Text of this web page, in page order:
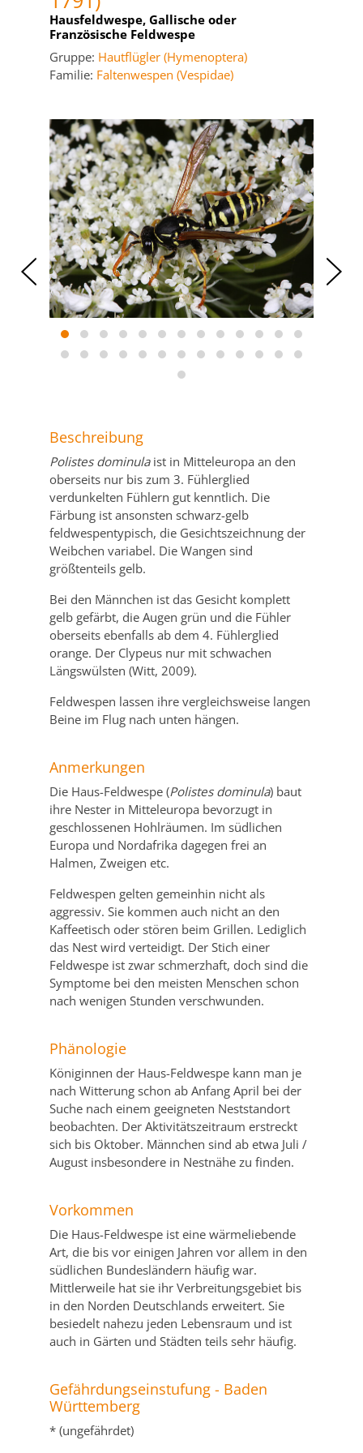
Hausfeldwespe, Gallische oder
Französische Feldwespe
Gruppe: Hautflügler (Hymenoptera)
Familie: Faltenwespen (Vespidae)
‹
Beschreibung
Polistes dominulaist in Mitteleuropa an den
oberseits nur bis zum 3. Fühlerglied
verdunkelten Fühlern gut kenntlich. Die
Färbung ist ansonsten schwarz-gelb
feldwespentypisch, die Gesichtszeichnung der
Weibchen variabel. Die Wangen sind
größtenteils gelb.
Bei den Männchen ist das Gesicht komplett
gelb gefärbt, die Augen grün und die Fühler
oberseits ebenfalls ab dem 4. Fühlerglied
orange. Der Clypeus nur mit schwachen
Längswülsten (Witt, 2009).
Feldwespen lassen ihre vergleichsweise langen
Beine im Flug nach unten hängen.
Anmerkungen
Die Haus-Feldwespe (Polistes dominula) baut
ihre Nester in Mitteleuropa bevorzugt in
geschlossenen Hohlräumen. Im südlichen
Europa und Nordafrika dagegen frei an
Halmen, Zweigen etc.
Feldwespen gelten gemeinhin nicht als
aggressiv. Sie kommen auch nicht an den
Kaffeetisch oder stören beim Grillen. Lediglich
das Nest wird verteidigt. Der Stich einer
Feldwespe ist zwar schmerzhaft, doch sind die
Symptome bei den meisten Menschen schon
nach wenigen Stunden verschwunden.
Phänologie
Königinnen der Haus-Feldwespe kann man je
nach Witterung schon ab Anfang April bei der
Suche nach einem geeigneten Neststandort
beobachten. Der Aktivitätszeitraum erstreckt
sich bis Oktober. Männchen sind ab etwa Juli /
August insbesondere in Nestnähe zu finden.
Vorkommen
Die Haus-Feldwespe ist eine wärmeliebende
Art, die bis vor einigen Jahren vor allem in den
südlichen Bundesländern häufig war.
Mittlerweile hat sie ihr Verbreitungsgebiet bis
in den Norden Deutschlands erweitert. Sie
besiedelt nahezu jeden Lebensraum und ist
auch in Gärten und Städten teils sehr häufig.
Gefährdungseinstufung - Baden
Württemberg
* (ungefährdet)